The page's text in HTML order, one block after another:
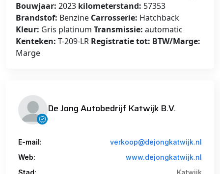
Bouwjaar: 2023 kilometerstand: 57353
Brandstof: Benzine Carrosserie: Hatchback
Kleur: Gris platinum Transmissie: automatic
Kenteken: T-209-LR Registratie tot: BTW/Marge:
Marge
De Jong Autobedrijf Katwijk B.V.
E-mail:
verkoop@dejongkatwijk.nl
Web:
www.dejongkatwijk.nl
Stad:
Katwijk